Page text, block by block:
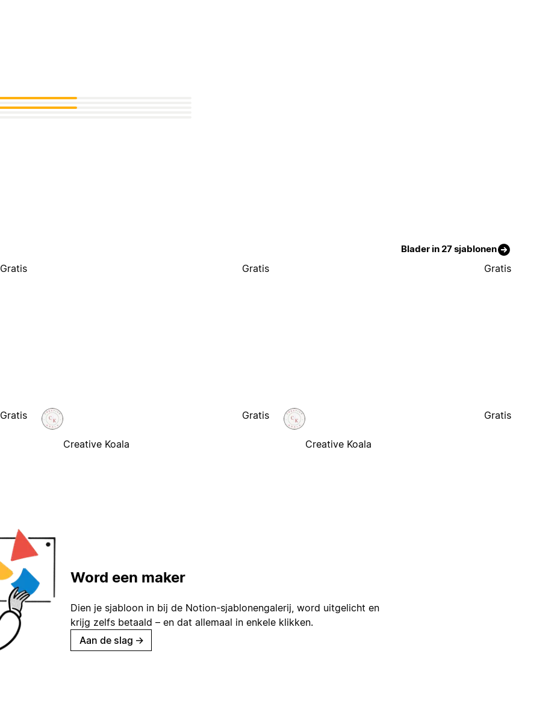
Blader in 27 sjablonen
Gratis Gratis Gratis
Gratis
Creative Koala
Gratis
Creative Koala
Gratis
Word een maker
Dien je sjabloon in bij de Notion-sjablonengalerij, word uitgelicht en
krijg zelfs betaald – en dat allemaal in enkele klikken.
Aan de slag →